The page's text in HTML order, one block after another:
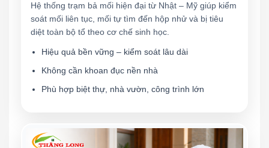
Hệ thống trạm bả mối hiện đại từ Nhật – Mỹ giúp kiểm
soát mối liên tục, mối tự tìm đến hộp nhử và bị tiêu
diệt toàn bộ tổ theo cơ chế sinh học.
Hiệu quả bền vững – kiểm soát lâu dài
Không cần khoan đục nền nhà
Phù hợp biệt thự, nhà vườn, công trình lớn